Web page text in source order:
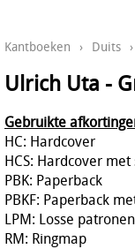
Kantboeken › Duits ›
Ulrich Uta -
Gebruikte
HC: Hardcover
HCS: Hardcover
PBK: Paperback
PBKF: Paperback
LPM: Losse
RM: Ringmap